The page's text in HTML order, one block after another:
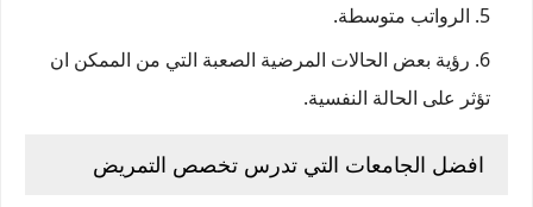
الرواتب متوسطة.
رؤية بعض الحالات المرضية الصعبة التي من الممكن ان
تؤثر على الحالة النفسية.
افضل الجامعات التي تدرس تخصص التمريض